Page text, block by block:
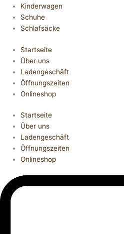
Kinderwagen
Schuhe
Schlafsäcke
Startseite
Über uns
Ladengeschäft
Öffnungszeiten
Onlineshop
Startseite
Über uns
Ladengeschäft
Öffnungszeiten
Onlineshop